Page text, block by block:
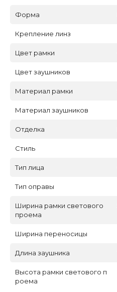
Форма
Крепление линз
Цвет рамки
Цвет заушников
Материал рамки
Материал заушников
Отделка
Стиль
Тип лица
Тип оправы
Ширина рамки светового
проема
Ширина переносицы
Длина заушника
Высота рамки светового п
роема